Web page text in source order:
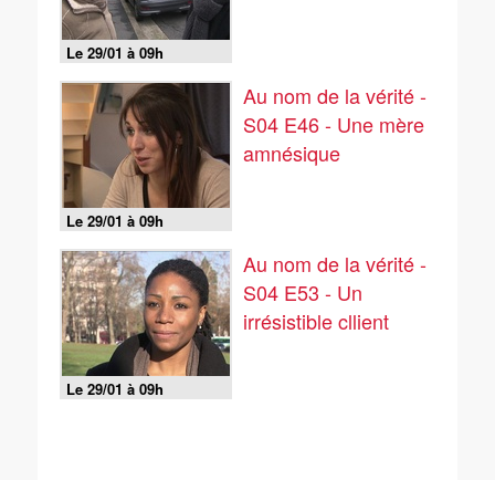
Le 29/01 à 09h
Le 29/01 à 09h
Au nom de la vérité -
S04 E46 - Une mère
amnésique
Le 29/01 à 09h
Au nom de la vérité -
S04 E53 - Un
irrésistible cllient